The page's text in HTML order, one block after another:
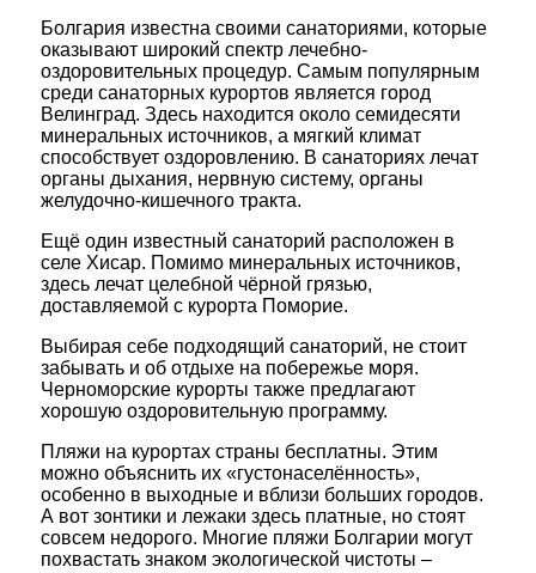
Болгария известна своими санаториями, которые
оказывают широкий спектр лечебно-
оздоровительных процедур. Самым популярным
среди санаторных курортов является город
Велинград. Здесь находится около семидесяти
минеральных источников, а мягкий климат
способствует оздоровлению. В санаториях лечат
органы дыхания, нервную систему, органы
желудочно-кишечного тракта.
Ещё один известный санаторий расположен в
селе Хисар. Помимо минеральных источников,
здесь лечат целебной чёрной грязью,
доставляемой с курорта Поморие.
Выбирая себе подходящий санаторий, не стоит
забывать и об отдыхе на побережье моря.
Черноморские курорты также предлагают
хорошую оздоровительную программу.
Пляжи на курортах страны бесплатны. Этим
можно объяснить их «густонаселённость»,
особенно в выходные и вблизи больших городов.
А вот зонтики и лежаки здесь платные, но стоят
совсем недорого. Многие пляжи Болгарии могут
похвастать знаком экологической чистоты –